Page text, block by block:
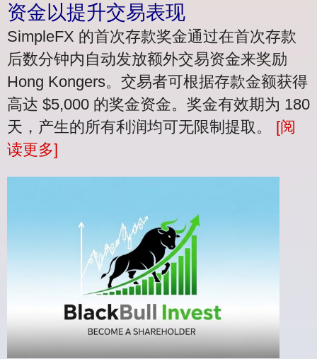
资金以提升交易表现
SimpleFX 的首次存款奖金通过在首次存款
后数分钟内自动发放额外交易资金来奖励
Hong Kongers。交易者可根据存款金额获得
高达 $5,000 的奖金资金。奖金有效期为 180
天，产生的所有利润均可无限制提取。 [阅
读更多]